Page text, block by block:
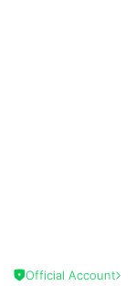
Official Account